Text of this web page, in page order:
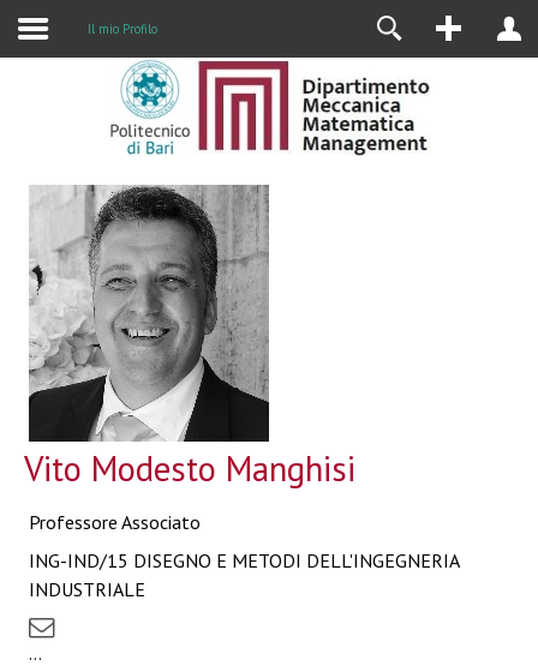
Il mio Profilo
Vito Modesto Manghisi
Professore Associato
ING-IND/15 DISEGNO E METODI DELL'INGEGNERIA
INDUSTRIALE
...